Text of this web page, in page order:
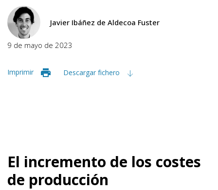
Javier Ibáñez de Aldecoa Fuster
9 de mayo de 2023
Imprimir Descargar fichero
El incremento de los costes
de producción